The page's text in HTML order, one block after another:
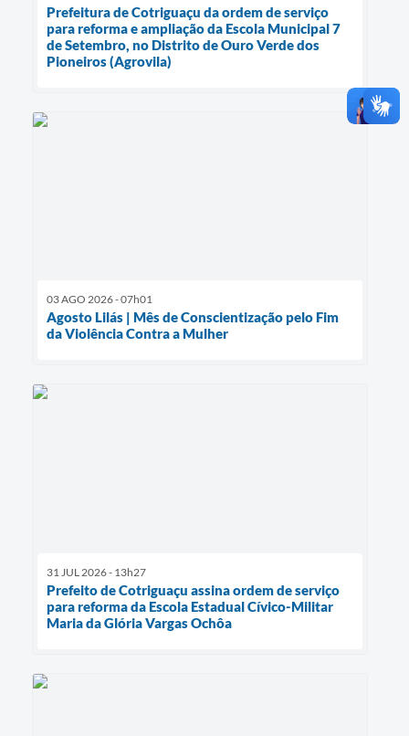
Prefeitura de Cotriguaçu da ordem de serviço
para reforma e ampliação da Escola Municipal 7
de Setembro, no Distrito de Ouro Verde dos
Pioneiros (Agrovila)
03 AGO 2026 - 07h01
Agosto Lilás | Mês de Conscientização pelo Fim
da Violência Contra a Mulher
31 JUL 2026 - 13h27
Prefeito de Cotriguaçu assina ordem de serviço
para reforma da Escola Estadual Cívico-Militar
Maria da Glória Vargas Ochôa